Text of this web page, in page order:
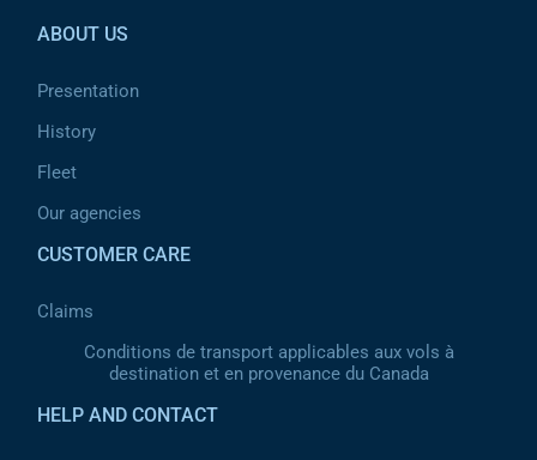
ABOUT US
Presentation
History
Fleet
Our agencies
CUSTOMER CARE
Claims
Conditions de transport applicables aux vols à
destination et en provenance du Canada
HELP AND CONTACT